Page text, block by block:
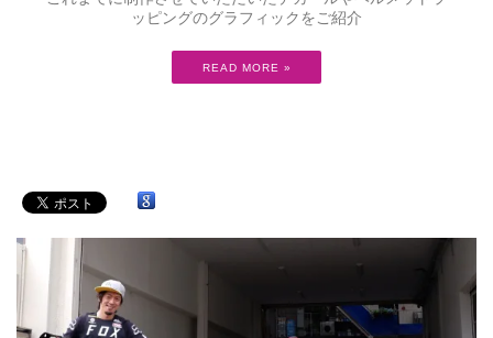
ッピングのグラフィックをご紹介
READ MORE »